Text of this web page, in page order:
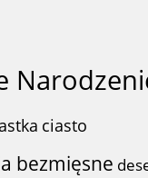
ciasto
bezmięsne